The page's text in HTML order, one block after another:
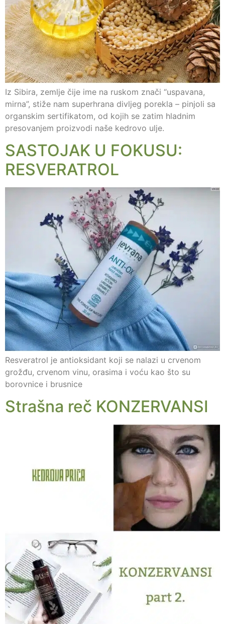
Iz Sibira, zemlje čije ime na ruskom znači “uspavana,
mirna”, stiže nam superhrana divljeg porekla – pinjoli sa
organskim sertifikatom, od kojih se zatim hladnim
presovanjem proizvodi naše kedrovo ulje.
SASTOJAK U FOKUSU:
RESVERATROL
Resveratrol je antioksidant koji se nalazi u crvenom
grožđu, crvenom vinu, orasima i voću kao što su
borovnice i brusnice
Strašna reč KONZERVANSI